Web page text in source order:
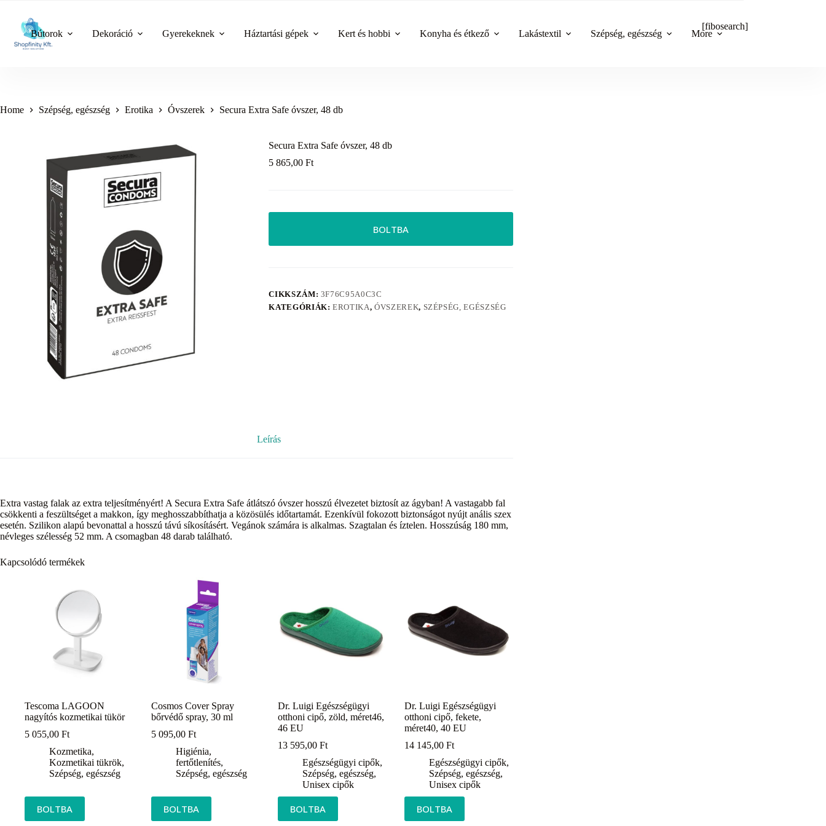
content
Bútorok Dekoráció Gyerekeknek Háztartási gépek Kert és hobbi Konyha és étkező Lakástextil Szépség, egészség More
[fibosearch]
Home Szépség, egészség Erotika Óvszerek Secura Extra Safe óvszer, 48 db
Secura Extra Safe óvszer, 48 db
5 865,00Ft
BOLTBA
CIKKSZÁM: 3F76C95A0C3C
KATEGÓRIÁK:EROTIKA, ÓVSZEREK, SZÉPSÉG, EGÉSZSÉG
Leírás
Extra vastag falak az extra teljesítményért! A Secura Extra Safe átlátszó óvszer hosszú élvezetet biztosít az ágyban! A vastagabb fal
csökkenti a feszültséget a makkon, így meghosszabbíthatja a közösülés időtartamát. Ezenkívül fokozott biztonságot nyújt anális szex
esetén. Szilikon alapú bevonattal a hosszú távú síkosításért. Vegánok számára is alkalmas. Szagtalan és íztelen. Hosszúság 180 mm,
névleges szélesség 52 mm. A csomagban 48 darab található.
Kapcsolódó termékek
Tescoma LAGOON
nagyítós kozmetikai tükör
5 055,00 Ft
Kozmetika,
Kozmetikai tükrök,
Szépség, egészség
BOLTBA
Cosmos Cover Spray
bőrvédő spray, 30 ml
5 095,00Ft
Higiénia,
fertőtlenítés,
Szépség, egészség
BOLTBA
Dr. Luigi Egészségügyi
otthoni cipő, zöld, méret46,
46 EU
13 595,00Ft
Egészségügyi cipők,
Szépség, egészség,
Unisex cipők
BOLTBA
Dr. Luigi Egészségügyi
otthoni cipő, fekete,
méret40, 40 EU
14 145,00Ft
Egészségügyi cipők,
Szépség, egészség,
Unisex cipők
BOLTBA